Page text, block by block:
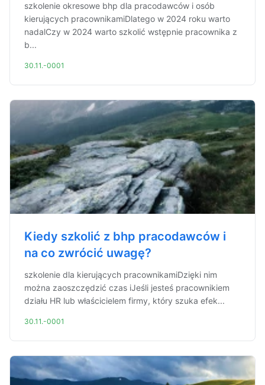
szkolenie okresowe bhp dla pracodawców i osób
kierujących pracownikamiDlatego w 2024 roku warto
nadalCzy w 2024 warto szkolić wstępnie pracownika z
b...
30.11.-0001
Kiedy szkolić z bhp pracodawców i
na co zwrócić uwagę?
szkolenie dla kierujących pracownikamiDzięki nim
można zaoszczędzić czas iJeśli jesteś pracownikiem
działu HR lub właścicielem firmy, który szuka efek...
30.11.-0001